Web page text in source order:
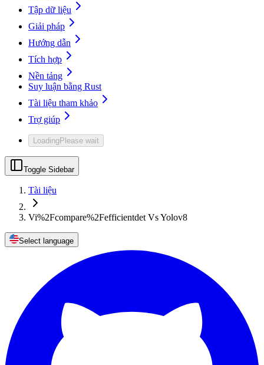
Tập dữ liệu
Giải pháp
Hướng dẫn
Tích hợp
Nền tảng
Suy luận bằng Rust
Tài liệu tham khảo
Trợ giúp
LoadingPlease wait
Toggle Sidebar
Tài liệu
Vi%2Fcompare%2Fefficientdet Vs Yolov8
Select language